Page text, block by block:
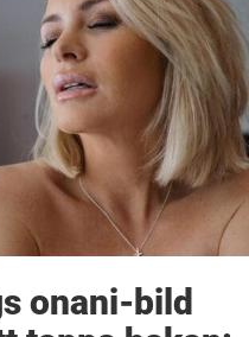
onani-bild